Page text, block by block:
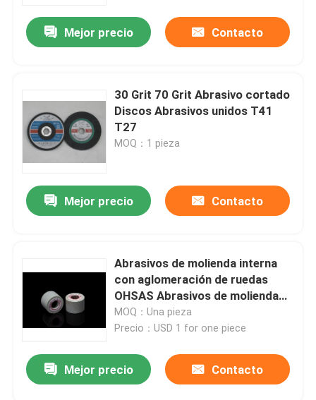
Mejor precio Contacto
30 Grit 70 Grit Abrasivo cortado
Discos Abrasivos unidos T41
T27
MOQ：1 pieza
Mejor precio Contacto
Abrasivos de molienda interna
con aglomeración de ruedas
OHSAS Abrasivos de molienda
interna
MOQ：Una pieza
Precio：USD 1 for one piece
Mejor precio Contacto